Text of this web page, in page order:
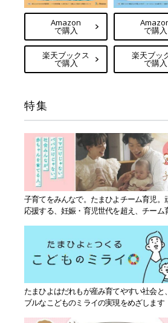
Amazon
で購入
楽天ブックス
で購入
で購入
楽天ブッ
で購入
特集
子育てをみんなで。たまひよチーム育児。
応援する、妊娠・育児世代を超え、チーム
たまひよはだれもが産み育てやすい社会と
ブルなこどものミライの実現をめざします